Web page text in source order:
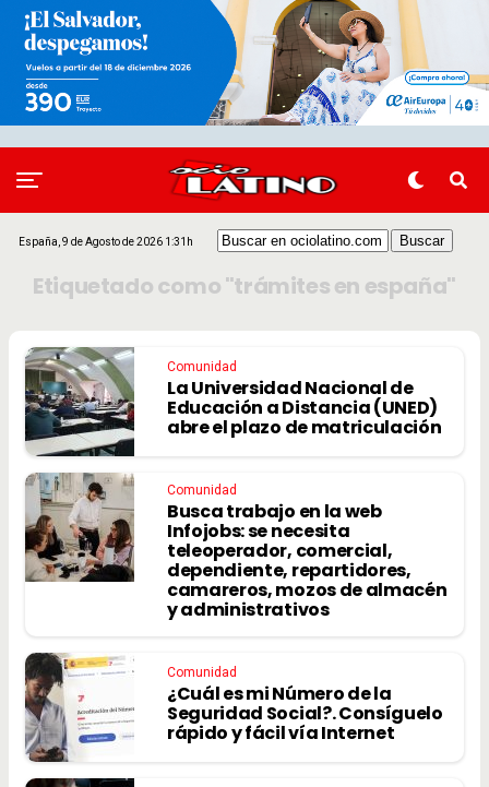
España, 9 de Agosto de 2026 1:31h
Etiquetado como "trámites en españa"
Comunidad
La Universidad Nacional de
Educación a Distancia (UNED)
abre el plazo de matriculación
Comunidad
Busca trabajo en la web
Infojobs: se necesita
teleoperador, comercial,
dependiente, repartidores,
camareros, mozos de almacén
y administrativos
Comunidad
¿Cuál es mi Número de la
Seguridad Social?. Consíguelo
rápido y fácil vía Internet